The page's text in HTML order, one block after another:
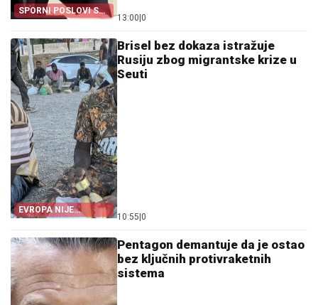
SPORNI POSLOVI SA
BID-OM
13:00 0
EVROPA NIJE
POMOGLA ŠPANIJI
Brisel bez dokaza istražuje
Rusiju zbog migrantske krize u
Seuti
10:55 0
Pentagon demantuje da je ostao
bez ključnih protivraketnih
sistema